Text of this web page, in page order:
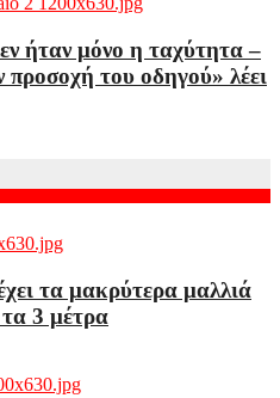
ήταν μόνο η ταχύτητα –
του οδηγού» λέει
τα μακρύτερα μαλλιά
3 μέτρα